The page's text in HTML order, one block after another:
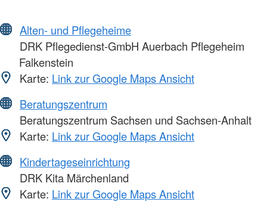
Alten- und Pflegeheime
DRK Pflegedienst-GmbH Auerbach Pflegeheim
Falkenstein
Karte: Link zur Google Maps Ansicht
Beratungszentrum
Beratungszentrum Sachsen und Sachsen-Anhalt
Karte: Link zur Google Maps Ansicht
Kindertageseinrichtung
DRK Kita Märchenland
Karte: Link zur Google Maps Ansicht